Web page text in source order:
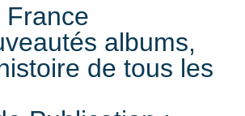
France
albums,
de tous les